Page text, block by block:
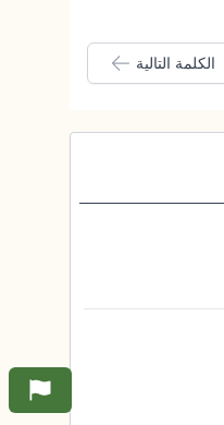
الكلمة التالية